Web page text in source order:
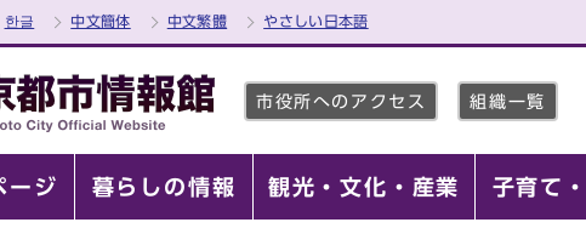
한글 中文簡体 中文繁體 やさしい日本語
市役所へのアクセス 組織一覧
ージ 暮らしの情報 観光・文化・産業 子育て